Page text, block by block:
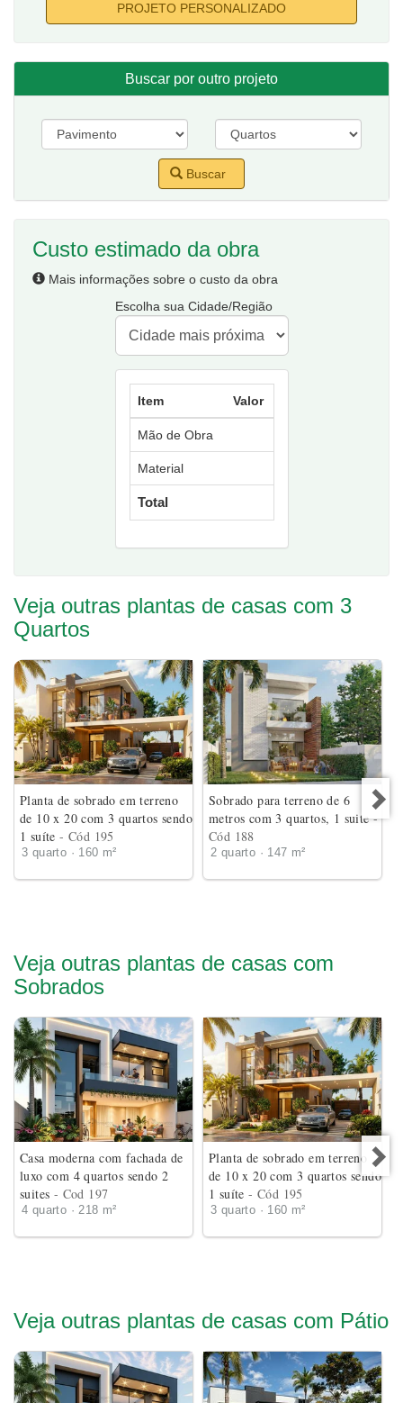
PROJETO PERSONALIZADO
Buscar por outro projeto
Buscar
Custo estimado da obra
Mais informações sobre o custo da obra
Escolha sua Cidade/Região
Item Valor
Mão de Obra
Material
Total
Veja outras plantas de casas com 3
Quartos
Planta de sobrado em terreno
de 10 x 20 com 3 quartos sendo
1 suíte- Cód 195
3 quarto · 160 m²
Sobrado para terreno de 6
metros com 3 quartos, 1 suite-
Cód 188
2 quarto · 147 m²
Veja outras plantas de casas com
Sobrados
Casa moderna com fachada de
luxo com 4 quartos sendo 2
suites - Cod 197
4 quarto · 218 m²
Planta de sobrado em terreno
de 10 x 20 com 3 quartos sendo
1 suíte- Cód 195
3 quarto · 160 m²
Veja outras plantas de casas com Pátio